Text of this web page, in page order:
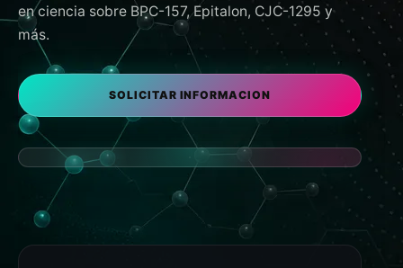
en ciencia sobre BPC-157, Epitalon, CJC-1295 y
más.
SOLICITAR INFORMACION